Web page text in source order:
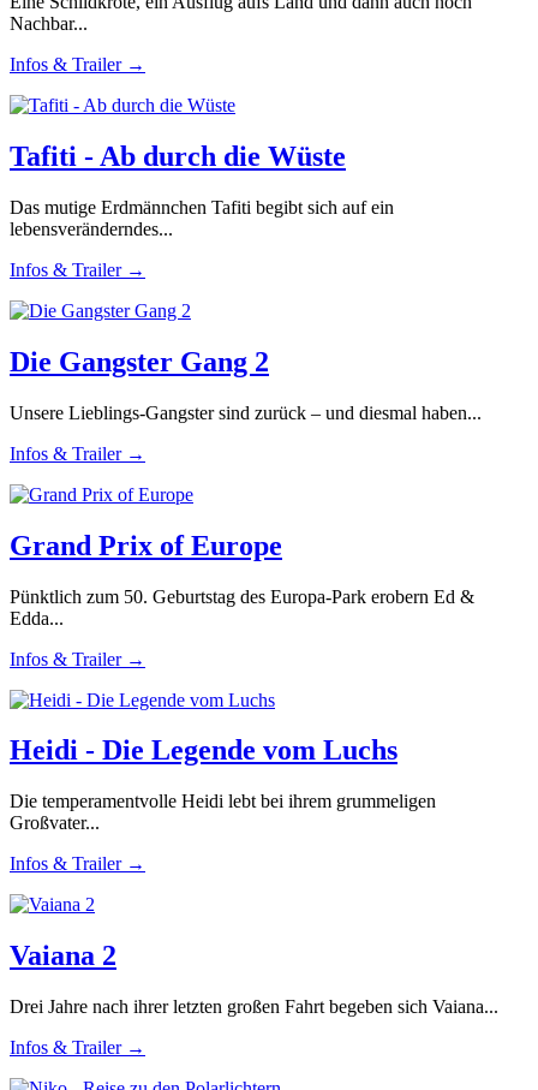
Nachbar...
Infos & Trailer →
Tafiti - Ab durch die Wüste
Das mutige Erdmännchen Tafiti begibt sich auf ein
lebensveränderndes...
Infos & Trailer →
Die Gangster Gang 2
Unsere Lieblings-Gangster sind zurück – und diesmal haben...
Infos & Trailer →
Grand Prix of Europe
Pünktlich zum 50. Geburtstag des Europa-Park erobern Ed &
Edda...
Infos & Trailer →
Heidi - Die Legende vom Luchs
Die temperamentvolle Heidi lebt bei ihrem grummeligen
Großvater...
Infos & Trailer →
Vaiana 2
Drei Jahre nach ihrer letzten großen Fahrt begeben sich Vaiana...
Infos & Trailer →